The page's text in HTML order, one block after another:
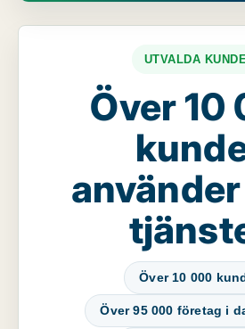
UTVALDA
Över 10
Över 10 000
Över 95 000 företag i